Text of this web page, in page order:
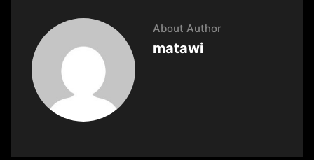
About Author
matawi